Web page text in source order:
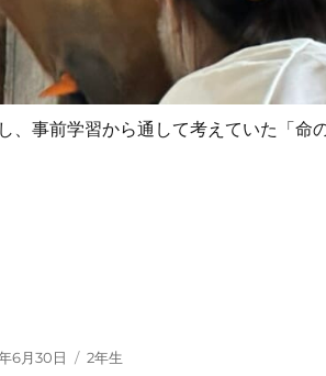
、事前学習から通して考えていた「命
6月30日
カ
2年生